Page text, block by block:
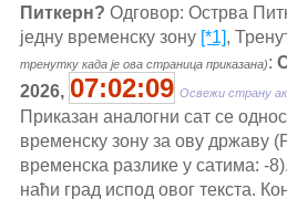
Питкерн? Одговор: Острва
једну временску зону [*1],
тренутку када је ова страница приказана):
2026, 07:02:09 Освежи страну
Приказан аналогни сат се
временску зону за ову државу
временска разлике у сатима: -
наћи град испод овог текста.